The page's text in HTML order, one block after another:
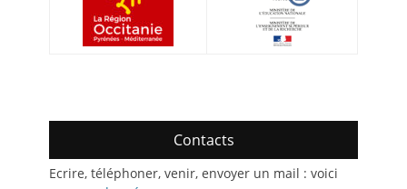
Contacts
Ecrire, téléphoner, venir, envoyer un mail : voici